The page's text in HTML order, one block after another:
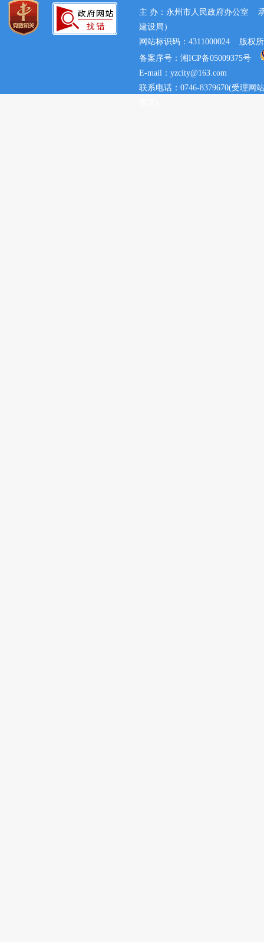
主 办：永州市人民政府办公室
建设局）
网站标识码：4311000024 版权
备案序号：湘ICP备05009375号
E-mail：yzcity@163.com
联系电话：0746-8379670(受理网